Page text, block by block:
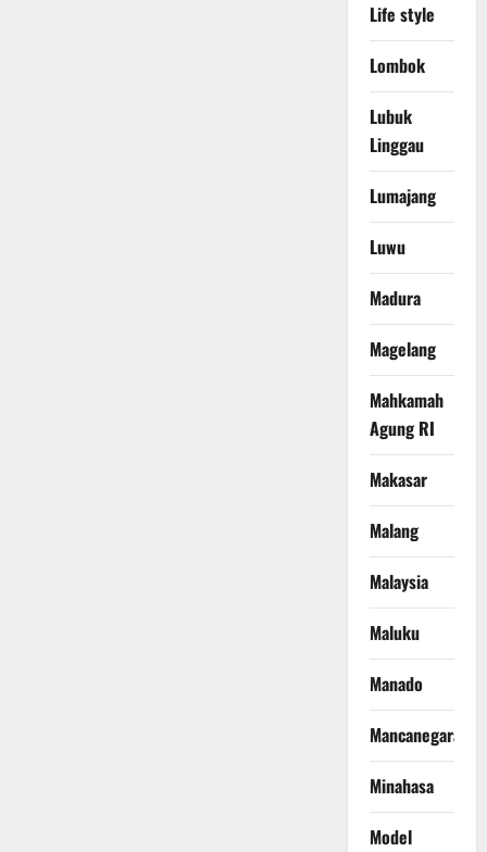
Life style
Lombok
Lubuk
Linggau
Lumajang
Luwu
Madura
Magelang
Mahkamah
Agung RI
Makasar
Malang
Malaysia
Maluku
Manado
Mancanegara
Minahasa
Model